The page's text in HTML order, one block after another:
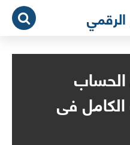
الرقمي
الحساب
فى